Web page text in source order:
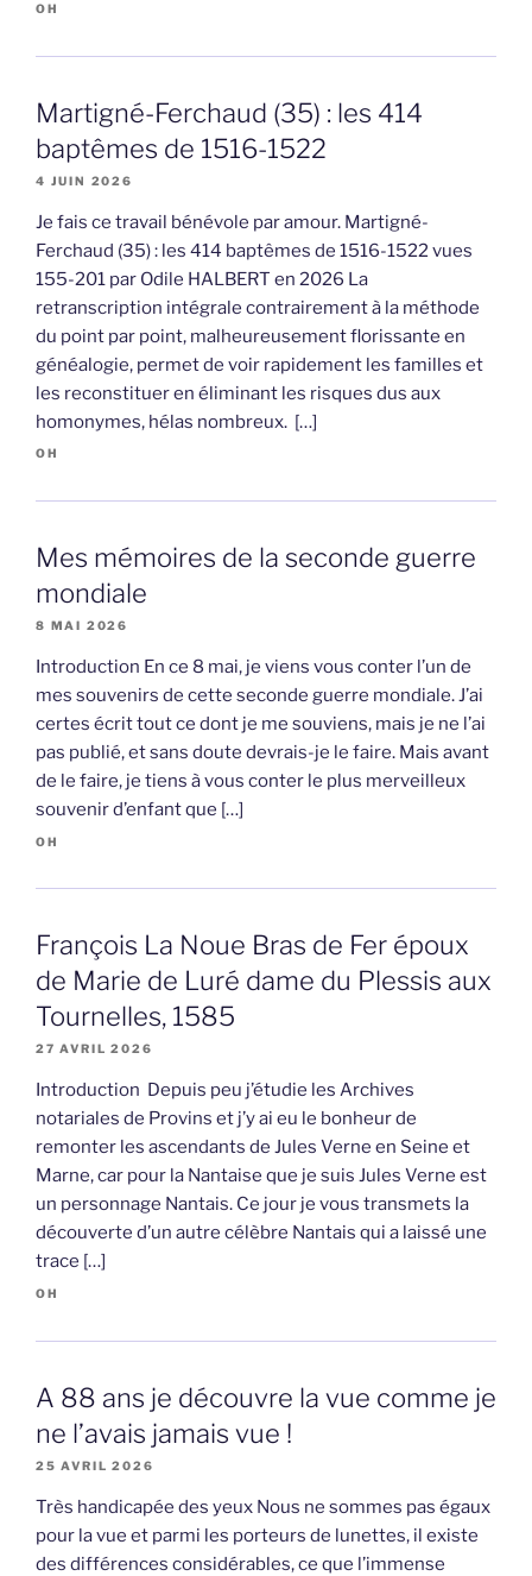
OH
Martigné-Ferchaud (35) : les 414
baptêmes de 1516-1522
4 JUIN 2026
Je fais ce travail bénévole par amour. Martigné-
Ferchaud (35) : les 414 baptêmes de 1516-1522 vues
155-201 par Odile HALBERT en 2026 La
retranscription intégrale contrairement à la méthode
du point par point, malheureusement florissante en
généalogie, permet de voir rapidement les familles et
les reconstituer en éliminant les risques dus aux
homonymes, hélas nombreux. […]
OH
Mes mémoires de la seconde guerre
mondiale
8 MAI 2026
Introduction En ce 8 mai, je viens vous conter l’un de
mes souvenirs de cette seconde guerre mondiale. J’ai
certes écrit tout ce dont je me souviens, mais je ne l’ai
pas publié, et sans doute devrais-je le faire. Mais avant
de le faire, je tiens à vous conter le plus merveilleux
souvenir d’enfant que […]
OH
François La Noue Bras de Fer époux
de Marie de Luré dame du Plessis aux
Tournelles, 1585
27 AVRIL 2026
Introduction Depuis peu j’étudie les Archives
notariales de Provins et j’y ai eu le bonheur de
remonter les ascendants de Jules Verne en Seine et
Marne, car pour la Nantaise que je suis Jules Verne est
un personnage Nantais. Ce jour je vous transmets la
découverte d’un autre célèbre Nantais qui a laissé une
trace […]
OH
A 88 ans je découvre la vue comme je
ne l’avais jamais vue !
25 AVRIL 2026
Très handicapée des yeux Nous ne sommes pas égaux
pour la vue et parmi les porteurs de lunettes, il existe
des différences considérables, ce que l’immense